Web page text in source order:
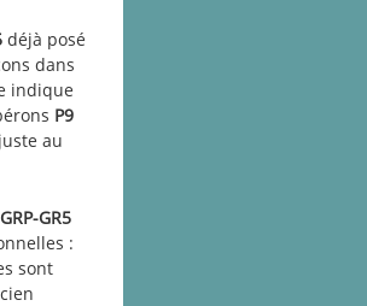
déjà posé
dans
indique
P9
au
GR5
:
sont